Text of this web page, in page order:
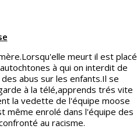
meurt il est placé
à qui on interdit de
abus sur les enfants.Il se
à la télé,apprends trés vite
la vedette de l'équipe moose
même enrolé dans l'équipe des
au racisme.